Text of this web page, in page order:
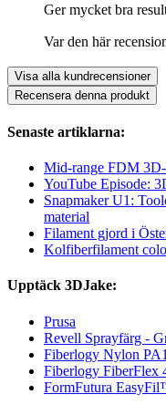
Ger mycket bra
Var den här
Visa alla kundrecensioner
Recensera denna produkt
Senaste artiklarna:
Mid-range FDM
YouTube Episode:
Snapmaker U1:
material
Filament gjord i
Kolfiberfilament
Upptäck 3DJake:
Prusa
Revell Sprayfärg -
Fiberlogy Nylon
Fiberlogy FiberFlex
FormFutura